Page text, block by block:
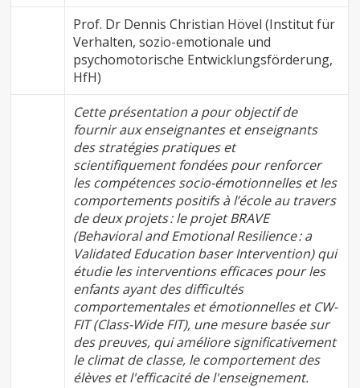
Prof. Dr Dennis Christian Hövel (Institut für
Verhalten, sozio-emotionale und
psychomotorische Entwicklungsförderung,
HfH)
Cette présentation a pour objectif de
fournir aux enseignantes et enseignants
des stratégies pratiques et
scientifiquement fondées pour renforcer
les compétences socio-émotionnelles et les
comportements positifs à l’école au travers
de deux projets : le projet BRAVE
(Behavioral and Emotional Resilience : a
Validated Education baser Intervention) qui
étudie les interventions efficaces pour les
enfants ayant des difficultés
comportementales et émotionnelles et CW-
FIT (Class-Wide FIT), une mesure basée sur
des preuves, qui améliore significativement
le climat de classe, le comportement des
élèves et l'efficacité de l'enseignement.